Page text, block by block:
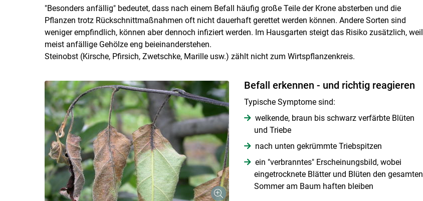
"Besonders anfällig" bedeutet, dass nach einem Befall häufig große Teile der Krone absterben und die
Pflanzen trotz Rückschnittmaßnahmen oft nicht dauerhaft gerettet werden können. Andere Sorten sind
weniger empfindlich, können aber dennoch infiziert werden. Im Hausgarten steigt das Risiko zusätzlich, weil
meist anfällige Gehölze eng beieinanderstehen.
Steinobst (Kirsche, Pfirsich, Zwetschke, Marille usw.) zählt nicht zum Wirtspflanzenkreis.
Befall erkennen - und richtig reagieren
Typische Symptome sind:
welkende, braun bis schwarz verfärbte Blüten
und Triebe
nach unten gekrümmte Triebspitzen
ein "verbranntes" Erscheinungsbild, wobei
eingetrocknete Blätter und Blüten den gesamten
Sommer am Baum haften bleiben